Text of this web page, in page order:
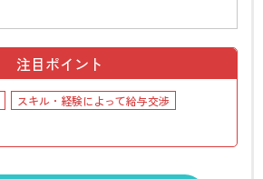
注目ポイント
スキル・経験によって給与交渉